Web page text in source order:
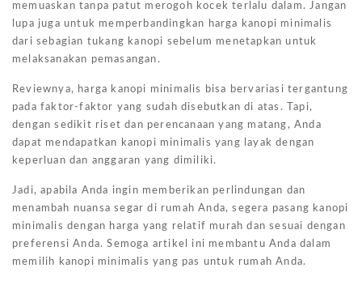
memuaskan tanpa patut merogoh kocek terlalu dalam. Jangan
lupa juga untuk memperbandingkan harga kanopi minimalis
dari sebagian tukang kanopi sebelum menetapkan untuk
melaksanakan pemasangan.
Reviewnya, harga kanopi minimalis bisa bervariasi tergantung
pada faktor-faktor yang sudah disebutkan di atas. Tapi,
dengan sedikit riset dan perencanaan yang matang, Anda
dapat mendapatkan kanopi minimalis yang layak dengan
keperluan dan anggaran yang dimiliki.
Jadi, apabila Anda ingin memberikan perlindungan dan
menambah nuansa segar di rumah Anda, segera pasang kanopi
minimalis dengan harga yang relatif murah dan sesuai dengan
preferensi Anda. Semoga artikel ini membantu Anda dalam
memilih kanopi minimalis yang pas untuk rumah Anda.